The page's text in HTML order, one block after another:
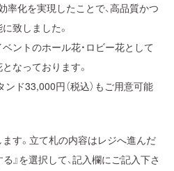
率化を実現したことで、高品質かつ
致しました。
ントのホール花・ロビー花として
なっております。
ド33,000円（税込）もご用意可能
す。立て札の内容はレジへ進んだ
』を選択して、記入欄にご記入下さ